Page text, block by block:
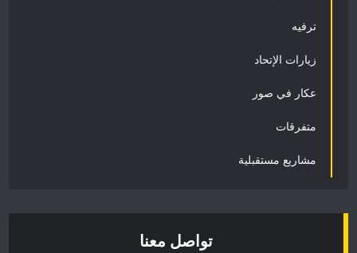
ترفيه
زيارات الإتحاد
عكار في صور
متفرقات
مشاريع مستقبلية
تواصل معنا